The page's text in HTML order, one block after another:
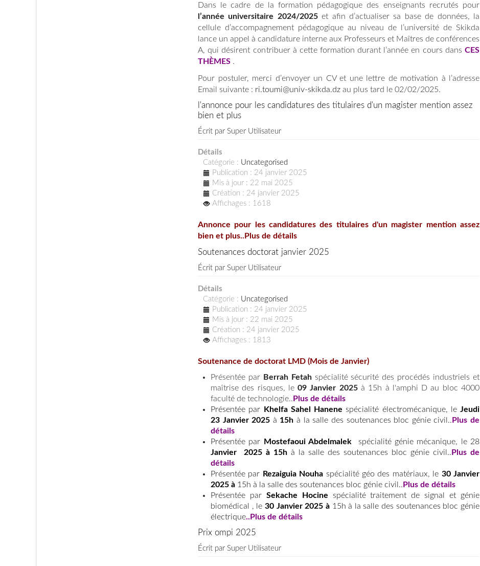
Dans le cadre de la formation pédagogique des enseignants recrutés pour
l’année universitaire 2024/2025et afin d’actualiser sa base de données, la
cellule d’accompagnement pédagogique au niveau de l’université de Skikda
lance un appel à candidature interne aux Professeurs et Maîtres de conférences
A, qui désirent contribuer à cette formation durant l’année en cours dans CES
THÈMES .
Pour postuler, merci d’envoyer un CV et une lettre de motivation à l’adresse
Email suivante : ri.toumi@univ-skikda.dz au plus tard le 02/02/2025.
l'annonce pour les candidatures des titulaires d'un magister mention assez
bien et plus
Écrit par Super Utilisateur
Détails
Catégorie : Uncategorised
Publication : 24 janvier 2025
Mis à jour : 22 mai 2025
Création : 24 janvier 2025
Affichages : 1618
Annonce pour les candidatures des titulaires d'un magister mention assez
bien et plus.. Plus de détails
Soutenances doctorat janvier 2025
Écrit par Super Utilisateur
Détails
Catégorie : Uncategorised
Publication : 24 janvier 2025
Mis à jour : 22 mai 2025
Création : 24 janvier 2025
Affichages : 1813
Soutenance de doctorat LMD (Mois de Janvier)
Présentée par Berrah Fetahspécialité sécurité des procédés industriels et
maîtrise des risques, le09 Janvier 2025à 15h à l'amphi D au bloc 4000
faculté de technologie.. Plus de détails
Présentée par
Khelfa Sahel Hanene spécialité électromécanique, le Jeudi
23 Janvier 2025 à 15h à la salle des soutenances bloc génie civil.. Plus de
détails
Présentée par
Mostefaoui Abdelmalek spécialité génie mécanique, le 28
Janvier 2025 à 15h à la salle des soutenances bloc génie civil.. Plus de
détails
Présentée par Rezaiguia Nouha spécialité géo des matériaux, le 30 Janvier
2025 à 15h à la salle des soutenances bloc génie civil.. Plus de détails
Présentée par Sekache Hocine spécialité traitement de signal et génie
biomédical , le 30 Janvier 2025 à15h à la salle des soutenances bloc génie
électrique.. Plus de détails
Prix ompi 2025
Écrit par Super Utilisateur